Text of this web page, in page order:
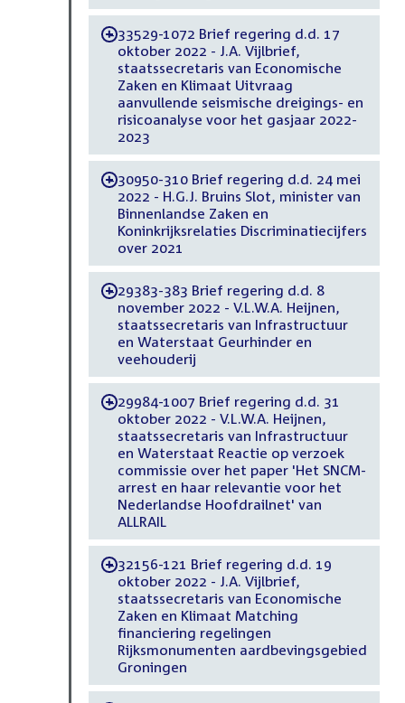
-33529-1072 Brief regering d.d. 17
oktober 2022 - J.A. Vijlbrief,
staatssecretaris van Economische
Zaken en Klimaat Uitvraag
aanvullende seismische dreigings- en
risicoanalyse voor het gasjaar 2022-
2023
-30950-310 Brief regering d.d. 24 mei
2022 - H.G.J. Bruins Slot, minister van
Binnenlandse Zaken en
Koninkrijksrelaties Discriminatiecijfers
over 2021
-29383-383 Brief regering d.d. 8
november 2022 - V.L.W.A. Heijnen,
staatssecretaris van Infrastructuur
en Waterstaat Geurhinder en
veehouderij
-29984-1007 Brief regering d.d. 31
oktober 2022 - V.L.W.A. Heijnen,
staatssecretaris van Infrastructuur
en Waterstaat Reactie op verzoek
commissie over het paper 'Het SNCM-
arrest en haar relevantie voor het
Nederlandse Hoofdrailnet' van
ALLRAIL
-32156-121 Brief regering d.d. 19
oktober 2022 - J.A. Vijlbrief,
staatssecretaris van Economische
Zaken en Klimaat Matching
financiering regelingen
Rijksmonumenten aardbevingsgebied
Groningen